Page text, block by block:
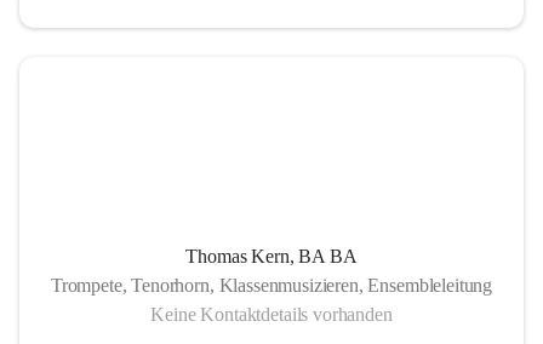
Thomas Kern, BA BA
Trompete, Tenorhorn, Klassenmusizieren, Ensembleleitung
Keine Kontaktdetails vorhanden